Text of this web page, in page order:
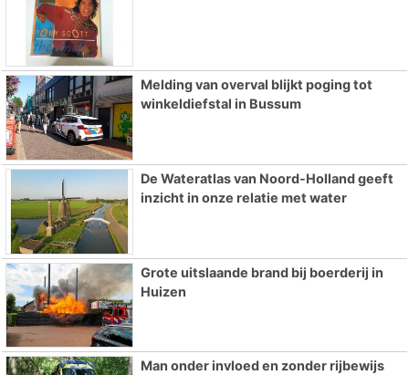
Melding van overval blijkt poging tot
winkeldiefstal in Bussum
De Wateratlas van Noord-Holland geeft
inzicht in onze relatie met water
Grote uitslaande brand bij boerderij in
Huizen
Man onder invloed en zonder rijbewijs